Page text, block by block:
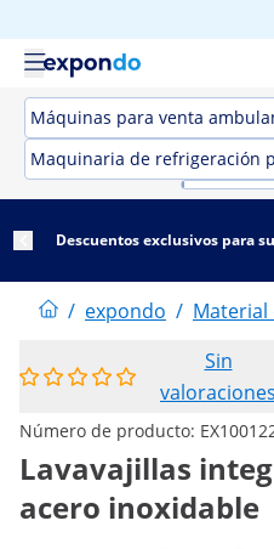
Máquinas para venta
Maquinaria de refrigeración
Descuentos exclusivos para
/ expondo / Material
Sin
valoraciones
Número de producto:
Lavavajillas
acero inoxidable